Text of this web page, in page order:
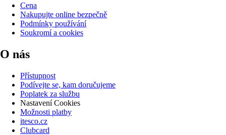
Cena
Nakupujte online bezpečně
Podmínky používání
Soukromí a cookies
O nás
Přístupnost
Podívejte se, kam doručujeme
Poplatek za službu
Nastavení Cookies
Možnosti platby
itesco.cz
Clubcard